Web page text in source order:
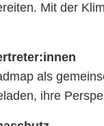
Mit der
als
ihre